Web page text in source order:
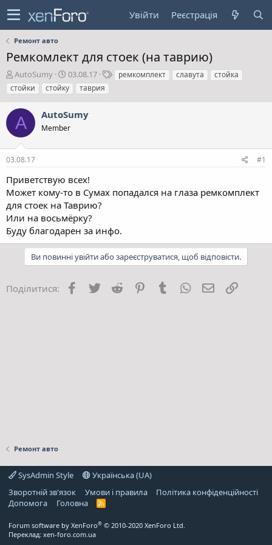
Увійти Реєстрація
Ремонт авто
Ремкомлект для стоек (на таврию)
А
в
т
о
т
е
м
и
AutoSumy
Д
а
т
с
т
о
н
н
я
03.08.17
Тремкомплект славута
стойка
стойки
стойку таврия
A AutoSumy
Member
03.08.17 #1
Приветствую всех!
Может кому-то в Сумах попадался на глаза ремкомплект
для стоек на Таврию?
Или на восьмёрку?
Буду благодарен за инфо.
Ви повинні увійти або зареєструватися, щоб відповісти.
Поділитися: Facebook
Twitter Reddit PinterestTumblrWhatsApp
E-mail
Ремонт авто
SysAdmin Style
Українська (UA)
Зворотній зв'язок
Умови і правила
Політика конфіденційності
Дoпoмoга
Головна
R
Forum software by XenForo® © 2010-2020 XenForo Ltd.
Переклад: xen-foro.com.ua